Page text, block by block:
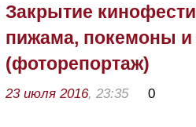
Закрытие
пижама, покемоны и
(фоторепортаж)
23 июля 2016, 23:35 0